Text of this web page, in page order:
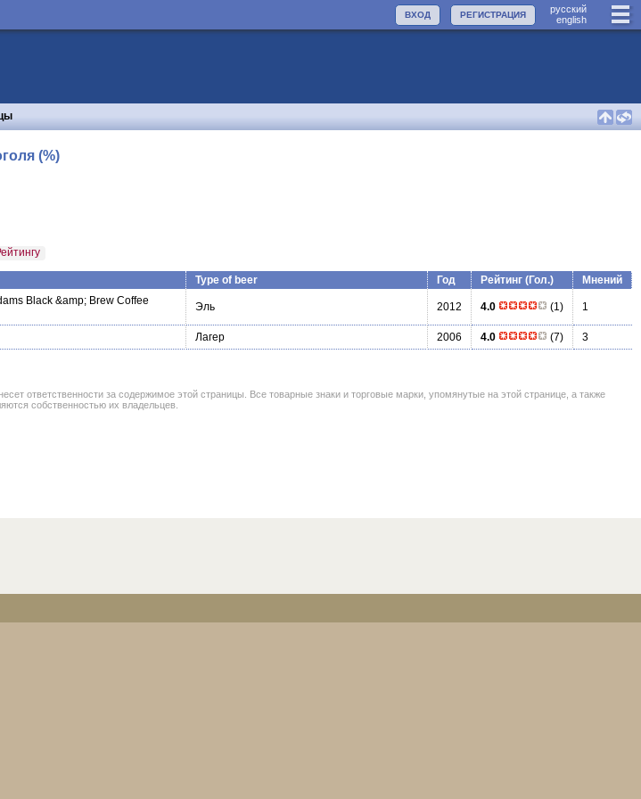
руccкий
english
РЕГИСТРАЦИЯ
ВХОД
(%)
Type of beer Год Рейтинг (Гол.)
Мнений
Black &amp; Brew Coffee
Эль 2012 4.0 (1) 1
Лагер 2006 4.0 (7)
3
за содержимое этой страницы. Все товарные знаки и торговые марки, упомянутые на этой странице, а также
собственностью их владельцев.